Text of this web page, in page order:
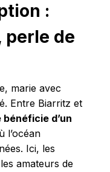
:
perle de
marie avec
Entre Biarritz et
d’un
l’océan
Ici, les
amateurs de